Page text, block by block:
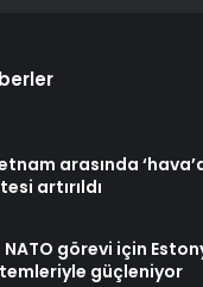
arasında
artırıldı
NATO görevi için
güçleniyor